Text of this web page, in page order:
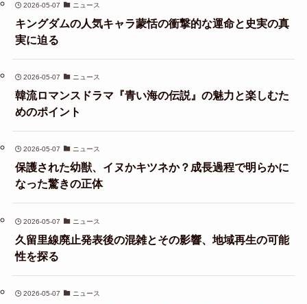
2026-05-07 ニュース
キングダムの人気キャラ蒙恬の衝撃的な運命と史実の真
実に迫る
2026-05-07 ニュース
韓流ロマンスドラマ『青い海の伝説』の魅力と楽しむた
めのポイント
2026-05-07 ニュース
保護された幼獣、イヌかキツネか？成長過程で明らかに
なった驚きの正体
2026-05-07 ニュース
久留里線廃止発表後の混雑とその影響、地域再生の可能
性を探る
2026-05-07 ニュース